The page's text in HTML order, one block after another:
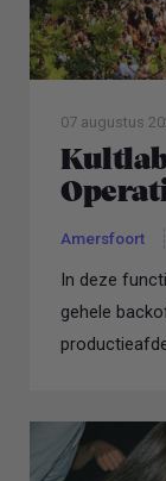
07 augustus
Amersfoort
In deze
gehele